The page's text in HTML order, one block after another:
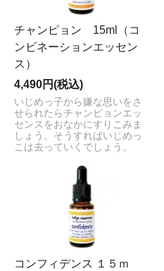
チャンピョン 15ml（コ
ンビネーションエッセン
ス）
4,490円(税込)
いじめっ子から嫌な思いをさ
せられたらチャンピョンエッ
センスをおなかにすりこみま
しょう。そうすればいじめっ
こは去っていくでしょう。
コンフィデンス １５ｍ